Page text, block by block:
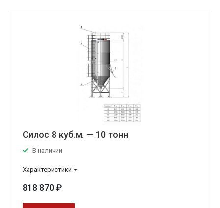
Силос 8 куб.м. — 10 тонн
В наличии
Характеристики
818 870 ₽